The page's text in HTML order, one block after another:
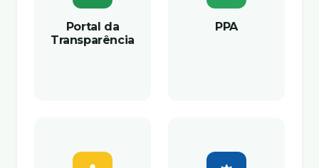
Portal da
Transparência
PPA